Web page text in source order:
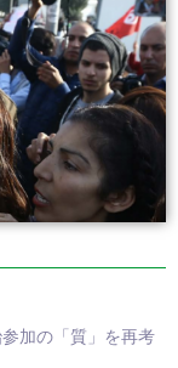
加の「質」を再考